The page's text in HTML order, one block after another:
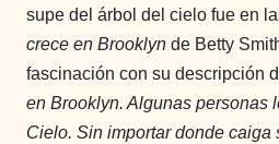
supe del árbol del cielo fue en
crece en Brooklyn de Betty
fascinación con su descripción
en Brooklyn. Algunas personas
Cielo. Sin importar donde caiga